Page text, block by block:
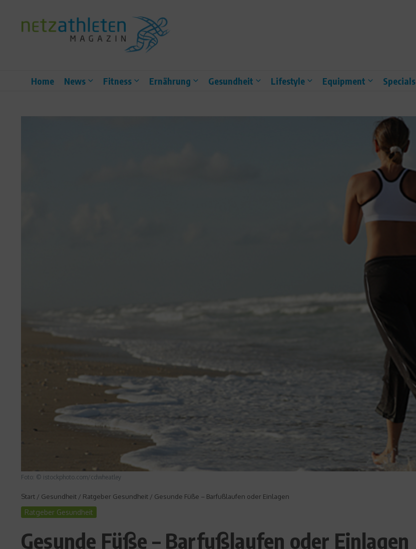
Home News Fitness Ernährung Gesundheit Lifestyle Equipment Specials
Foto: © istockphoto.com/cdwheatley
Start / Gesundheit / Ratgeber Gesundheit / Gesunde Füße – Barfußlaufen oder Einlagen
Ratgeber Gesundheit
Gesunde Füße – Barfußlaufen oder Einlagen